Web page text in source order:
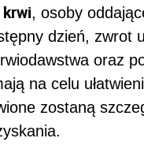
, osoby
dzień, zwrot
oraz
na celu
zostaną